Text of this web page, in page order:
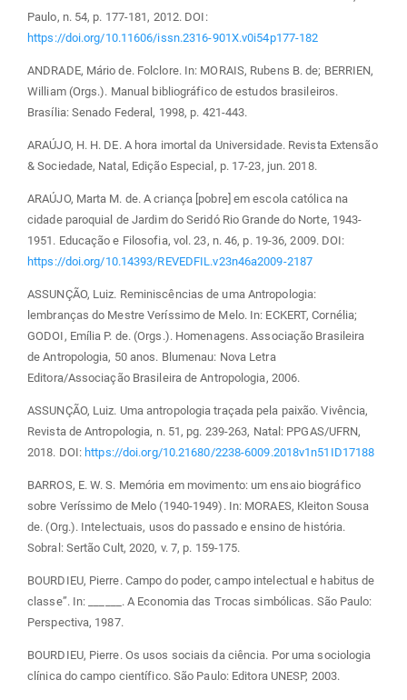
Paulo, n. 54, p. 177-181, 2012. DOI:
https://doi.org/10.11606/issn.2316-901X.v0i54p177-182
ANDRADE, Mário de. Folclore. In: MORAIS, Rubens B. de; BERRIEN,
William (Orgs.). Manual bibliográfico de estudos brasileiros.
Brasília: Senado Federal, 1998, p. 421-443.
ARAÚJO, H. H. DE. A hora imortal da Universidade. Revista Extensão
& Sociedade, Natal, Edição Especial, p. 17-23, jun. 2018.
ARAÚJO, Marta M. de. A criança [pobre] em escola católica na
cidade paroquial de Jardim do Seridó Rio Grande do Norte, 1943-
1951. Educação e Filosofia, vol. 23, n. 46, p. 19-36, 2009. DOI:
https://doi.org/10.14393/REVEDFIL.v23n46a2009-2187
ASSUNÇÃO, Luiz. Reminiscências de uma Antropologia:
lembranças do Mestre Veríssimo de Melo. In: ECKERT, Cornélia;
GODOI, Emília P. de. (Orgs.). Homenagens. Associação Brasileira
de Antropologia, 50 anos. Blumenau: Nova Letra
Editora/Associação Brasileira de Antropologia, 2006.
ASSUNÇÃO, Luiz. Uma antropologia traçada pela paixão. Vivência,
Revista de Antropologia, n. 51, pg. 239-263, Natal: PPGAS/UFRN,
2018. DOI:https://doi.org/10.21680/2238-6009.2018v1n51ID17188
BARROS, E. W. S. Memória em movimento: um ensaio biográfico
sobre Veríssimo de Melo (1940-1949). In: MORAES, Kleiton Sousa
de. (Org.). Intelectuais, usos do passado e ensino de história.
Sobral: Sertão Cult, 2020, v. 7, p. 159-175.
BOURDIEU, Pierre. Campo do poder, campo intelectual e habitus de
classe”. In: ______. A Economia das Trocas simbólicas. São Paulo:
Perspectiva, 1987.
BOURDIEU, Pierre. Os usos sociais da ciência. Por uma sociologia
clínica do campo científico. São Paulo: Editora UNESP, 2003.